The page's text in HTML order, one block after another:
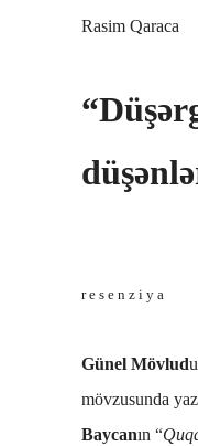
Rasim Qaraca
r e s e n z i y a
Günel Mövlud
mövzusunda
Baycanın “